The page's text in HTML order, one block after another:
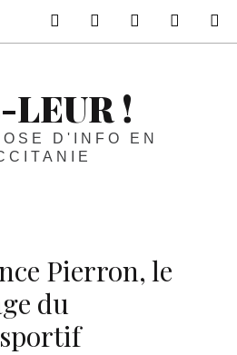
LEUR !
D'INFO EN
Pierron, le
du